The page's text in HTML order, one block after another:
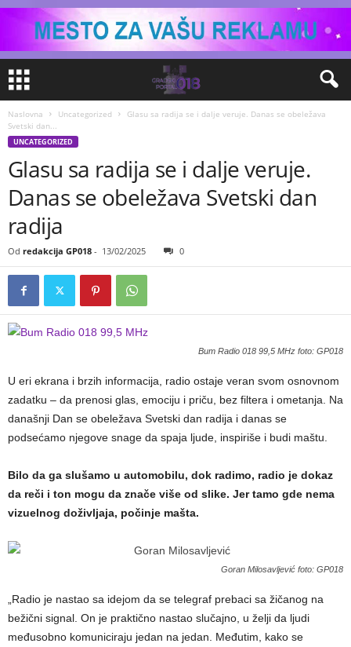
Naslovna Uncategorized
Glasu sa radija se i dalje veruje. Danas se obeležava
Svetski dan...
UNCATEGORIZED
Glasu sa radija se i dalje veruje.
Danas se obeležava Svetski dan
radija
Od redakcija GP018 - 13/02/2025 0
Bum Radio 018 99,5 MHz foto: GP018
U eri ekrana i brzih informacija, radio ostaje veran svom osnovnom
zadatku – da prenosi glas, emociju i priču, bez filtera i ometanja. Na
današnji Dan se obeležava Svetski dan radija i danas se
podsećamo njegove snage da spaja ljude, inspiriše i budi maštu.
Bilo da ga slušamo u automobilu, dok radimo, radio je dokaz
da reči i ton mogu da znače više od slike. Jer tamo gde nema
vizuelnog doživljaja, počinje mašta.
Goran Milosavljević foto: GP018
„Radio je nastao sa idejom da se telegraf prebaci sa žičanog na
bežični signal. On je praktično nastao slučajno, u želji da ljudi
međusobno komuniciraju jedan na jedan. Međutim, kako se